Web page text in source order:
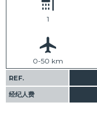
1
0-50 km
REF.
经纪人费